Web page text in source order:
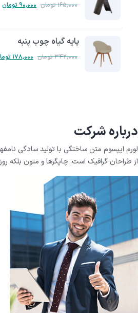
۱۶۵,۰۰۰تومان ۹۰,۰۰۰تومان
پایه گیاه چوب پنبه
۳۴۲,۰۰۰تومان ۱۷۸,۰۰۰
درباره شرکت
لورم ایپسوم متن ساختگی با تولید سادگی
از طراحان گرافیک است. چاپگرها و متون بلکه